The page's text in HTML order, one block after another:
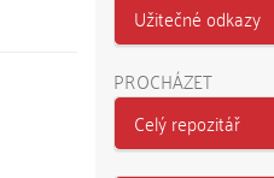
Užitečné odkazy
PROCHÁZET
Celý repozitář